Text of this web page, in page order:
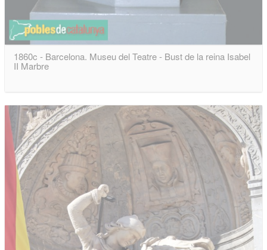
1860c - Barcelona. Museu del Teatre - Bust de la reina Isabel
II Marbre